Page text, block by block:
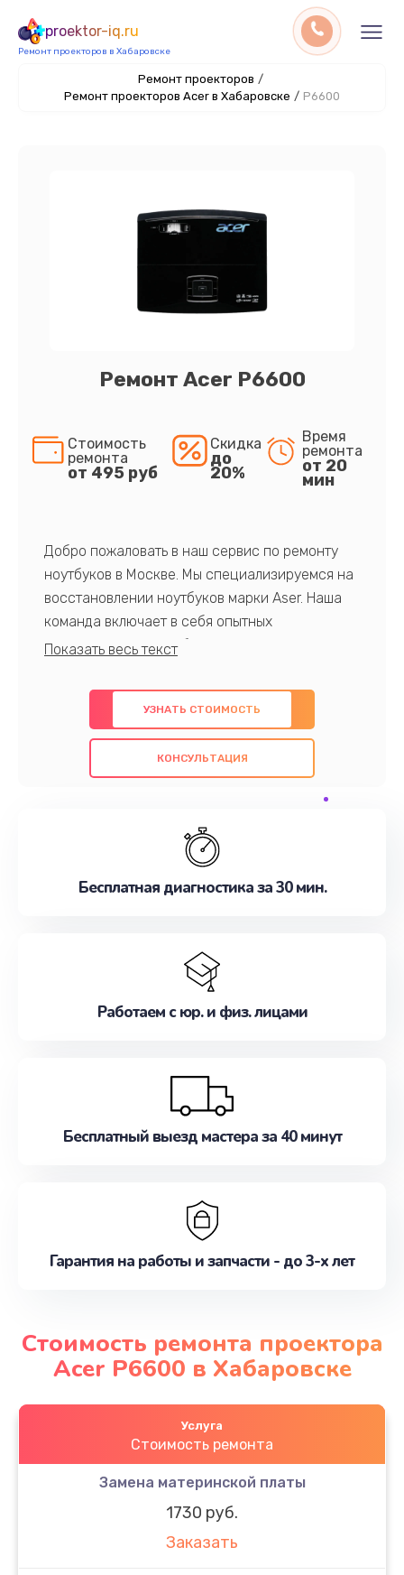
proektor-iq.ru
Ремонт проекторов в Хабаровске
Ремонт проекторов /
Ремонт проекторов Acer в Хабаровске / P6600
Ремонт Acer P6600
Стоимость
ремонта
от 495 руб
Скидка
до
20%
Время
ремонта
от 20
мин
Добро пожаловать в наш сервис по ремонту
ноутбуков в Москве. Мы специализируемся на
восстановлении ноутбуков марки Aser. Наша
команда включает в себя опытных
профессионалов с обширными знаниями и
предлагаем быстрый и качественный ремонт с
использованием оригинальных компонентов, а
также гарантируем качество всех
проведенных работ. Наша цель - предоставить
наилучшим образом. Не медлите записаться на
УЗНАТЬ СТОИМОСТЬ
КОНСУЛЬТАЦИЯ
Бесплатная диагностика за 30 мин.
Работаем с юр. и физ. лицами
Бесплатный выезд мастера за 40 минут
Гарантия на работы и запчасти - до 3-х лет
Стоимость ремонта проектора
Acer P6600 в Хабаровске
Услуга
Стоимость ремонта
Замена материнской платы
1730 руб.
Заказать